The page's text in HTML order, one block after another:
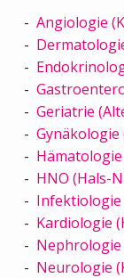
Angiologie
Geriatrie
HNO (Hals-
Kardiologie
Neurologie